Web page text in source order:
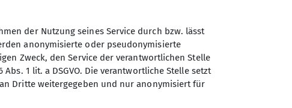
Sektion Neustadt/Coburg des
Deutschen Alpenvereins e.V.
Bachstraße 19
der Nutzung seines Service durch bzw. lässt
anonymisierte oder pseudonymisierte
Zweck, den Service der verantwortlichen Stelle
1 lit. a DSGVO. Die verantwortliche Stelle setzt
Dritte weitergegeben und nur anonymisiert für